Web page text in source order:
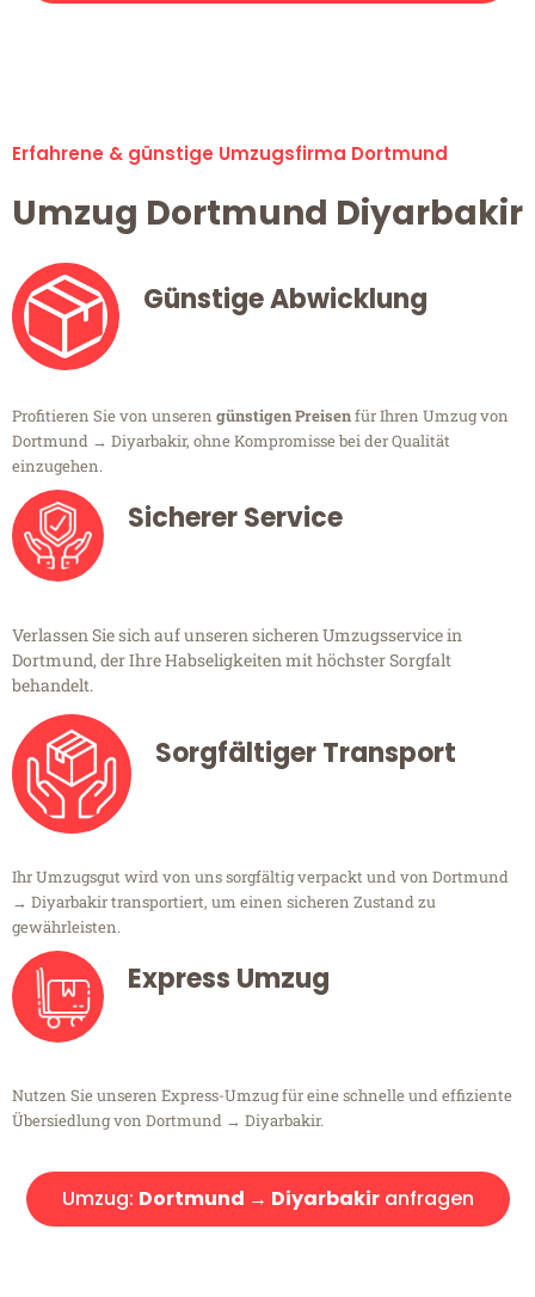
Erfahrene & günstige Umzugsfirma Dortmund
Umzug Dortmund Diyarbakir
Günstige Abwicklung
Profitieren Sie von unseren günstigen Preisenfür Ihren Umzug von
Dortmund → Diyarbakir, ohne Kompromisse bei der Qualität
einzugehen.
Sicherer Service
Verlassen Sie sich auf unseren sicheren Umzugsservice in
Dortmund, der Ihre Habseligkeiten mit höchster Sorgfalt
behandelt.
Sorgfältiger Transport
Ihr Umzugsgut wird von uns sorgfältig verpackt und von Dortmund
→ Diyarbakir transportiert, um einen sicheren Zustand zu
gewährleisten.
Express Umzug
Nutzen Sie unseren Express-Umzug für eine schnelle und effiziente
Übersiedlung von Dortmund → Diyarbakir.
Umzug: Dortmund → Diyarbakiranfragen